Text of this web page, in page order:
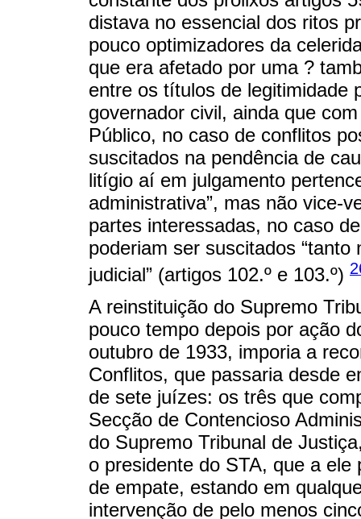
distava no essencial dos ritos
pouco optimizadores da
que era afetado por uma ?
entre os títulos de legitimidade
governador civil, ainda que
Público, no caso de conflitos
suscitados na pendência de
litígio aí em julgamento
administrativa”, mas não vice-
partes interessadas, no caso
poderiam ser suscitados
judicial” (artigos 102.º e 103.º)
A reinstituição do Supremo
pouco tempo depois por ação
outubro de 1933, imporia a
Conflitos, que passaria desde
de sete juízes: os três que
Secção de Contencioso
do Supremo Tribunal de
o presidente do STA, que a
de empate, estando em
intervenção de pelo menos